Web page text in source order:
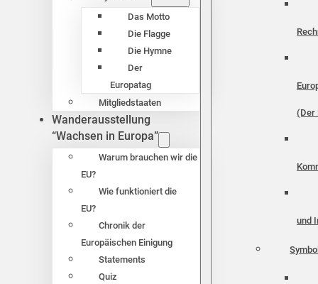
Das Motto
Die Flagge
Die Hymne
Der
Europatag
Mitgliedstaaten
Wanderausstellung
“Wachsen in Europa”
Warum brauchen wir die
EU?
Wie funktioniert die
EU?
Chronik der
Europäischen Einigung
Statements
Quiz
(Der
und